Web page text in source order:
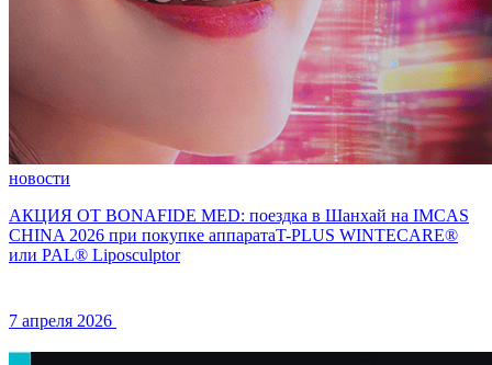
новости
АКЦИЯ ОТ BONAFIDE MED: поездка в Шанхай на IMCAS
CHINA 2026 при покупке аппаратаT-PLUS WINTECARE®
или PAL® Liposculptor
7 апреля 2026